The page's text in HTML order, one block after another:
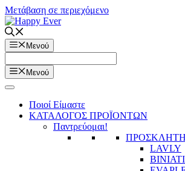
Μετάβαση σε περιεχόμενο
Μενού
Μενού
Ποιοί Είμαστε
ΚΑΤΑΛΟΓΟΣ ΠΡΟΪΟΝΤΩΝ
Παντρεύομαι!
LAVLY